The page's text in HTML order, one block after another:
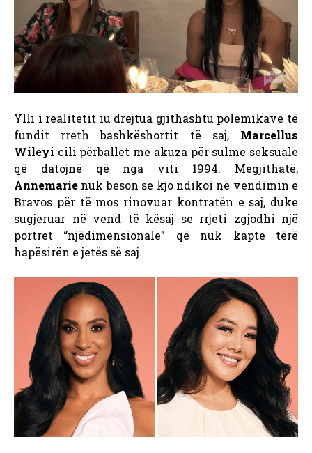
Ylli i realitetit iu drejtua gjithashtu polemikave të
fundit rreth bashkëshortit të saj, Marcellus
Wileyi cili përballet me akuza për sulme seksuale
që datojnë që nga viti 1994. Megjithatë,
Annemarie nuk beson se kjo ndikoi në vendimin e
Bravos për të mos rinovuar kontratën e saj, duke
sugjeruar në vend të kësaj se rrjeti zgjodhi një
portret “njëdimensionale” që nuk kapte tërë
hapësirën e jetës së saj.